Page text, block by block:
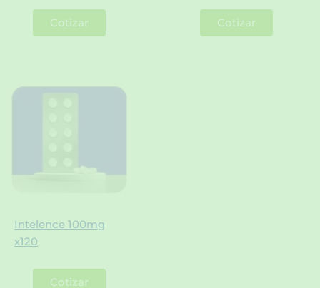
Cotizar Cotizar
Intelence 100mg
x120
Cotizar